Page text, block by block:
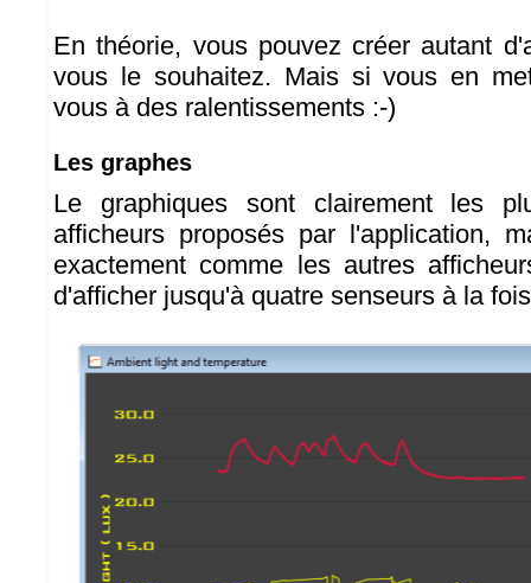
En théorie, vous pouvez créer autant
vous le souhaitez. Mais si vous en
vous à des ralentissements :-)
Les graphes
Le graphiques sont clairement les
afficheurs proposés par l'application,
exactement comme les autres
d'afficher jusqu'à quatre senseurs à la